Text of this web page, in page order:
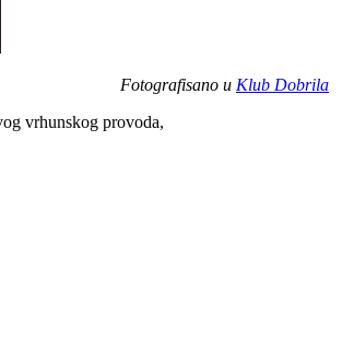
Fotografisano u Klub Dobrila
vrhunskog provoda,